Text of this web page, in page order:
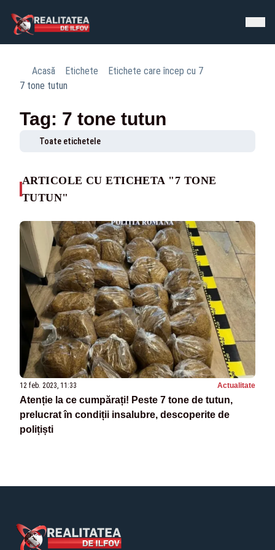
Acasă Etichete
Etichete care încep cu 7
7 tone tutun
Tag: 7 tone tutun
Toate etichetele
ARTICOLE CU ETICHETA "7 TONE
TUTUN"
12 feb. 2023, 11:33 Actualitate
Atenție la ce cumpărați! Peste 7 tone de tutun,
prelucrat în condiții insalubre, descoperite de
polițiști